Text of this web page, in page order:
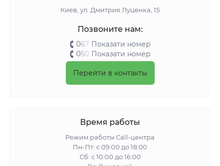
Киeв, ул. Дмитрия Луценка, 15
Позвоните нам:
067 Показати номер
050 Показати номер
Перейти в контакты
Время работы
Режим работы Call-центра
Пн-Пт: с 09:00 до 18:00
Сб: с 10:00 до 16:00